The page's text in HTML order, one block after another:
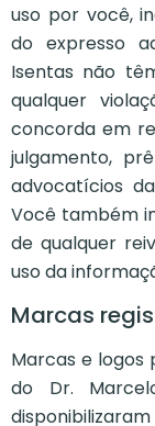
uso por você,
do expresso
Isentas não
qualquer
concorda em
julgamento,
advocatícios
Você também
de qualquer
uso da
Marcas
Marcas e logos
do Dr.